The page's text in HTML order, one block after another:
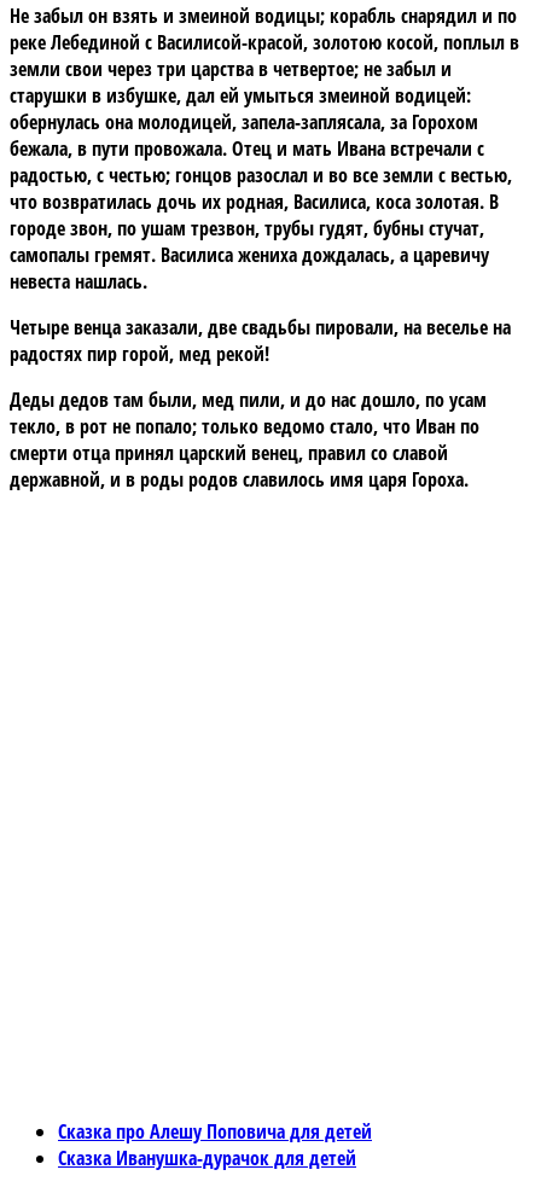
Не забыл он взять и змеиной водицы; корабль снарядил и по
реке Лебединой с Василисой-красой, золотою косой, поплыл в
земли свои через три царства в четвертое; не забыл и
старушки в избушке, дал ей умыться змеиной водицей:
обернулась она молодицей, запела-заплясала, за Горохом
бежала, в пути провожала. Отец и мать Ивана встречали с
радостью, с честью; гонцов разослал и во все земли с вестью,
что возвратилась дочь их родная, Василиса, коса золотая. В
городе звон, по ушам трезвон, трубы гудят, бубны стучат,
самопалы гремят. Василиса жениха дождалась, а царевичу
невеста нашлась.
Четыре венца заказали, две свадьбы пировали, на веселье на
радостях пир горой, мед рекой!
Деды дедов там были, мед пили, и до нас дошло, по усам
текло, в рот не попало; только ведомо стало, что Иван по
смерти отца принял царский венец, правил со славой
державной, и в роды родов славилось имя царя Гороха.
Сказка про Алешу Поповича для детей
Сказка Иванушка-дурачок для детей